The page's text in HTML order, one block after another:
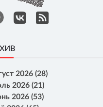
2026 (28)
2026 (21)
2026 (53)